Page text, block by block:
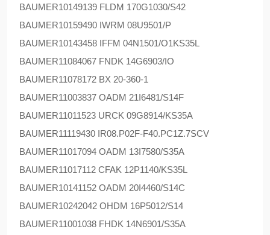
BAUMER10149139 FLDM 170G1030/S42
BAUMER10159490 IWRM 08U9501/P
BAUMER10143458 IFFM 04N1501/O1KS35L
BAUMER11084067 FNDK 14G6903/IO
BAUMER11078172 BX 20-360-1
BAUMER11003837 OADM 21I6481/S14F
BAUMER11011523 URCK 09G8914/KS35A
BAUMER11119430 IR08.P02F-F40.PC1Z.7SCV
BAUMER11017094 OADM 13I7580/S35A
BAUMER11017112 CFAK 12P1140/KS35L
BAUMER10141152 OADM 20I4460/S14C
BAUMER10242042 OHDM 16P5012/S14
BAUMER11001038 FHDK 14N6901/S35A